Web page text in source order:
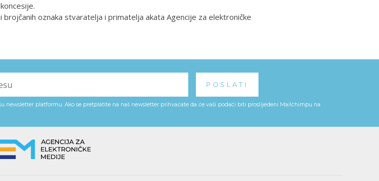
brojčanih oznaka stvaratelja i primatelja akata Agencije za elektroničke
newsletter platformu. Ako se pretplatite na naš newsletter prihvaćate da će vaši podaci biti proslijeđeni Mailchimpu na